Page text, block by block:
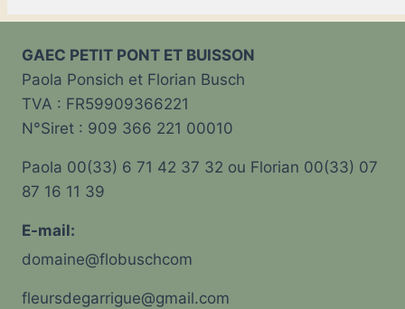
GAEC PETIT PONT ET BUISSON
Paola Ponsich et Florian Busch
TVA : FR59909366221
N°Siret : 909 366 221 00010
Paola 00(33) 6 71 42 37 32 ou Florian 00(33) 07
87 16 11 39
E-mail:
domaine@flobuschcom
fleursdegarrigue@gmail.com